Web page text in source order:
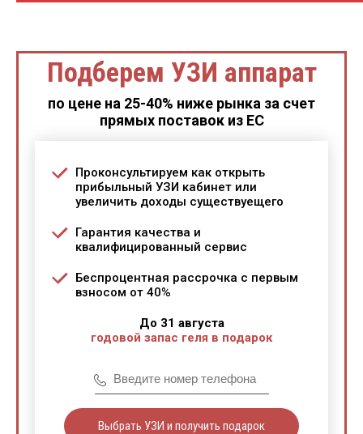
Подберем УЗИ аппарат
по цене на 25-40% ниже рынка за счет
прямых поставок из ЕС
Проконсультируем как открыть
прибыльный УЗИ кабинет или
увеличить доходы существуещего
Гарантия качества и
квалифицированный сервис
Беспроцентная рассрочка с первым
взносом от 40%
До 31 августа
годовой запас геля в подарок
Выбрать УЗИ и получить подарок